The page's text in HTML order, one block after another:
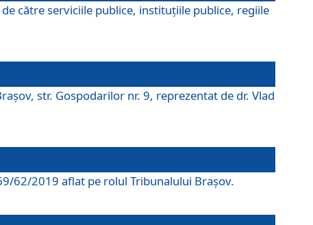
către serviciile publice, instituțiile publice, regiile
str. Gospodarilor nr. 9, reprezentat de dr. Vlad
62/2019 aflat pe rolul Tribunalului Braşov.